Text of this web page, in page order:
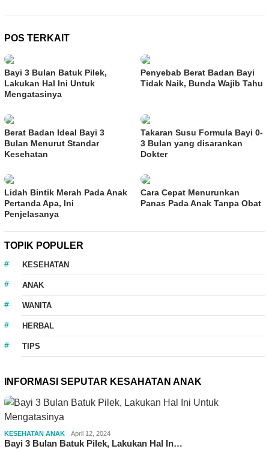
POS TERKAIT
Bayi 3 Bulan Batuk Pilek,
Lakukan Hal Ini Untuk
Mengatasinya
Penyebab Berat Badan Bayi
Tidak Naik, Bunda Wajib Tahu
Berat Badan Ideal Bayi 3
Bulan Menurut Standar
Kesehatan
Takaran Susu Formula Bayi 0-
3 Bulan yang disarankan
Dokter
Lidah Bintik Merah Pada Anak
Pertanda Apa, Ini
Penjelasanya
Cara Cepat Menurunkan
Panas Pada Anak Tanpa Obat
TOPIK POPULER
KESEHATAN
ANAK
WANITA
HERBAL
TIPS
INFORMASI SEPUTAR KESAHATAN ANAK
KESEHATAN ANAK April 12, 2024
Bayi 3 Bulan Batuk Pilek, Lakukan Hal In…